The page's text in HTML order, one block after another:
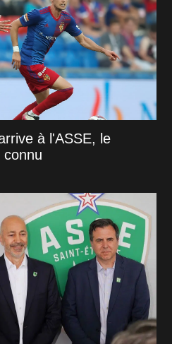
à l'ASSE, le